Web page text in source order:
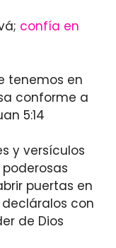
confía en
tenemos en
conforme a
5:14
y versículos
puertas en
con
de Dios